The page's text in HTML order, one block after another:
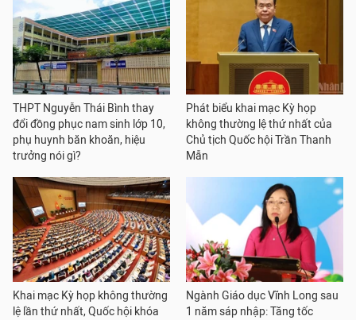
THPT Nguyễn Thái Bình thay
đổi đồng phục nam sinh lớp 10,
phụ huynh băn khoăn, hiệu
trưởng nói gì?
Phát biểu khai mạc Kỳ họp
không thường lệ thứ nhất của
Chủ tịch Quốc hội Trần Thanh
Mẫn
Khai mạc Kỳ họp không thường
lệ lần thứ nhất, Quốc hội khóa
Ngành Giáo dục Vĩnh Long sau
1 năm sáp nhập: Tăng tốc